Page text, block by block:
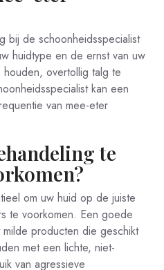
bij de schoonheidsspecialist
huidtype en de ernst van uw
overtollig talg te
kan een
van mee-eter
te
om uw huid op de juiste
te voorkomen. Een goede
producten die geschikt
met een lichte, niet-
van agressieve